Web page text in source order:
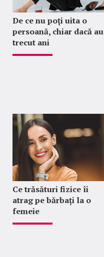
De ce nu poți uita o
persoană, chiar dacă au
trecut ani
Ce trăsături fizice îi
atrag pe bărbați la o
femeie